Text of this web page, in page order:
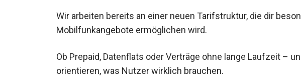
Wir arbeiten bereits an einer neuen Tarifstruktur, die dir
Mobilfunkangebote ermöglichen wird.
Ob Prepaid, Datenflats oder Verträge ohne lange Laufzeit –
orientieren, was Nutzer wirklich brauchen.